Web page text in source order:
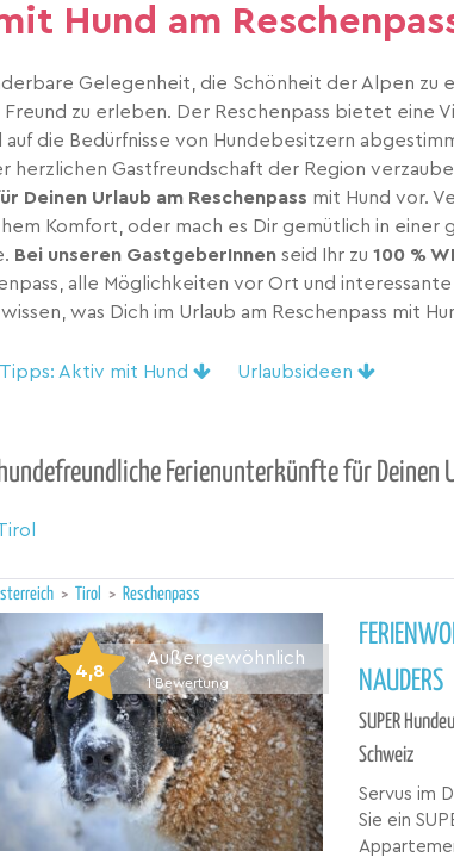
Hund am
Gelegenheit, die Schönheit der Alpen zu
zu erleben. Der Reschenpass bietet eine
auf die Bedürfnisse von Hundebesitzern
herzlichen Gastfreundschaft der Region
Deinen Urlaub am Reschenpass mit Hund vor.
Komfort, oder mach es Dir gemütlich in einer
Bei unseren GastgeberInnen seid Ihr zu 100 %
alle Möglichkeiten vor Ort und
was Dich im Urlaub am Reschenpass mit
Tipps: Aktiv mit Hund Urlaubsideen
Ferienunterkünfte für Deinen
> Tirol > Reschenpass
4,8
Außergewöhnlich
1 Bewertung
NAUDERS
SUPER
Schweiz
Servus im
Sie ein